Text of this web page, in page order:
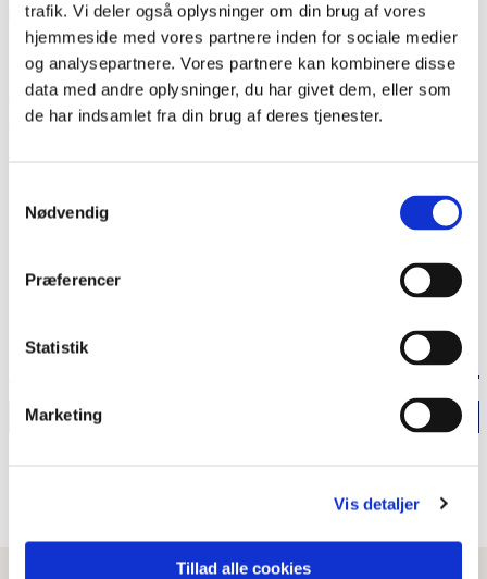
trafik. Vi deler også oplysninger om din brug af vores
hjemmeside med vores partnere inden for sociale medier
og analysepartnere. Vores partnere kan kombinere disse
data med andre oplysninger, du har givet dem, eller som
de har indsamlet fra din brug af deres tjenester.
Nødvendig
Præferencer
Statistik
Marketing
Vis detaljer
Tillad alle cookies
havde museet ca. 12.000 betalende gæster, hvilket Lars Erik
Bethge kalder fornuftigt i et år, der var præget af
coronapandemiens nedlukninger. Med det nye museum er det
målet at tiltrække 30.000 gæster pr. år. Efter planen skal
museet åbne i 2024.